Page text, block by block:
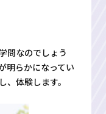
問なのでしょう
明らかになってい
、体験します。